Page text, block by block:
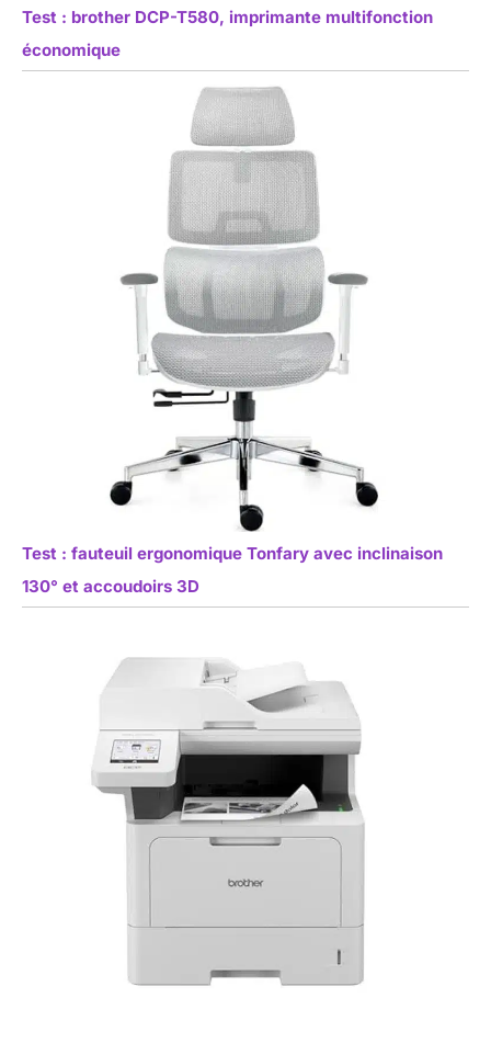
Test : brother DCP-T580, imprimante multifonction
économique
Test : fauteuil ergonomique Tonfary avec inclinaison
130° et accoudoirs 3D